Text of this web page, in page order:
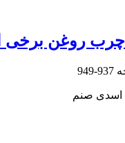
چرب روغن
937-949
اسدی صنم